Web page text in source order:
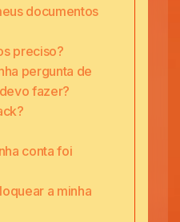
documentos
preciso?
pergunta de
fazer?
conta foi
a minha